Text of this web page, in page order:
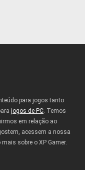
para jogos tanto
jogos de PC. Temos
em relação ao
acessem a nossa
sobre o XP Gamer.